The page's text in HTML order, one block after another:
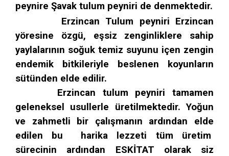
peynire Şavak tulum peyniri de denmektedir.
Erzincan Tulum peyniri Erzincan
yöresine özgü, eşsiz zenginliklere sahip
yaylalarının soğuk temiz suyunu içen zengin
endemik bitkileriyle beslenen koyunların
sütünden elde edilir.
Erzincan tulum peyniri tamamen
geleneksel usullerle üretilmektedir. Yoğun
ve zahmetli bir çalışmanın ardından elde
edilen bu harika lezzeti tüm üretim
sürecinin ardından ESKİTAT olarak siz